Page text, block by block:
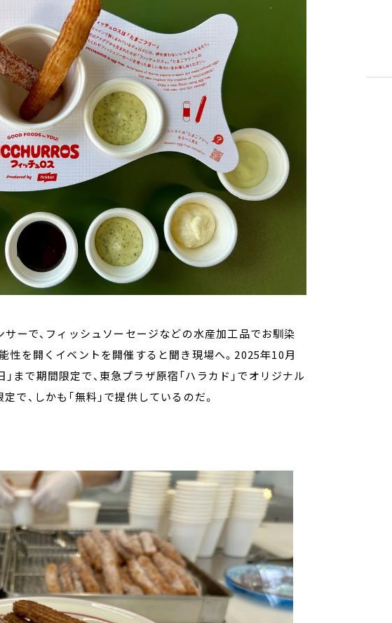
ーで、フィッシュソーセージなどの水産加工品でお馴染
性を開くイベントを開催すると聞き現場へ。2025年10月
」まで期間限定で、東急プラザ原宿「ハラカド」でオリジナル
で、しかも「無料」で提供しているのだ。